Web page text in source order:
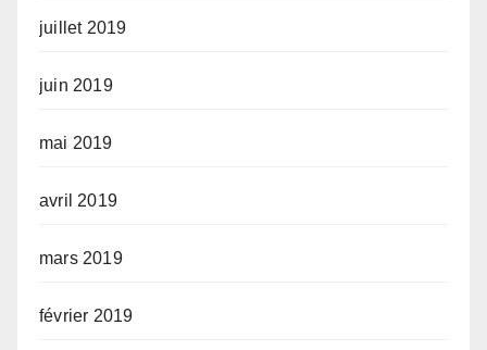
juillet 2019
juin 2019
mai 2019
avril 2019
mars 2019
février 2019